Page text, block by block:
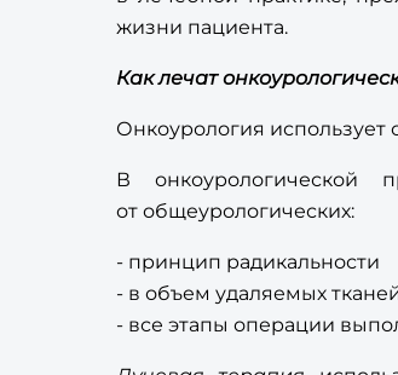
жизни пациента.
Как лечат
Онкоурология
В онкоурологической
от общеурологических:
- принцип радикальности
- в объем удаляемых
- все этапы операции